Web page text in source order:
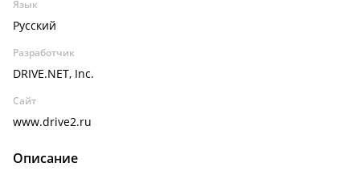
Язык
Русский
Разработчик
DRIVE.NET, Inc.
Сайт
www.drive2.ru
Описание